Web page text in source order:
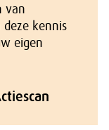
van
kennis
eigen